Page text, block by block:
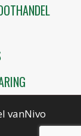
vanNivo